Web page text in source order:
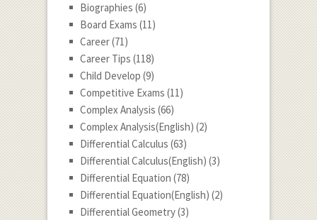
Biographies (6)
Board Exams (11)
Career(71)
Career Tips (118)
Child Develop (9)
Competitive Exams (11)
Complex Analysis (66)
Complex Analysis(English) (2)
Differential Calculus (63)
Differential Calculus(English) (3)
Differential Equation (78)
Differential Equation(English) (2)
Differential Geometry(3)